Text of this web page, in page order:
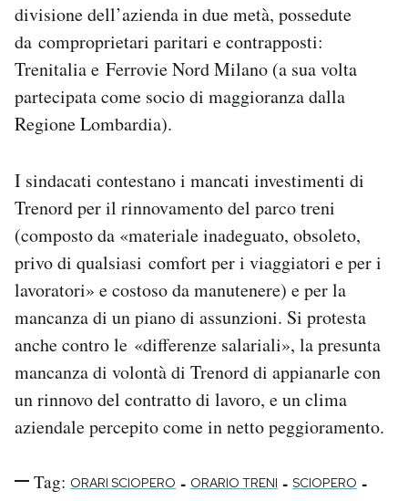
divisione dell’azienda in due metà, possedute
da comproprietari paritari e contrapposti:
Trenitalia e Ferrovie Nord Milano (a sua volta
partecipata come socio di maggioranza dalla
Regione Lombardia).
I sindacati contestano i mancati investimenti di
Trenord per il rinnovamento del parco treni
(composto da «materiale inadeguato, obsoleto,
privo di qualsiasi comfort per i viaggiatori e per i
lavoratori» e costoso da manutenere) e per la
mancanza di un piano di assunzioni. Si protesta
anche contro le «differenze salariali», la presunta
mancanza di volontà di Trenord di appianarle con
un rinnovo del contratto di lavoro, e un clima
aziendale percepito come in netto peggioramento.
Tag: ORARI SCIOPERO - ORARIO TRENI - SCIOPERO -